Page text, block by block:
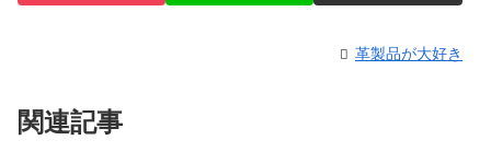
革製品が大好き
関連記事